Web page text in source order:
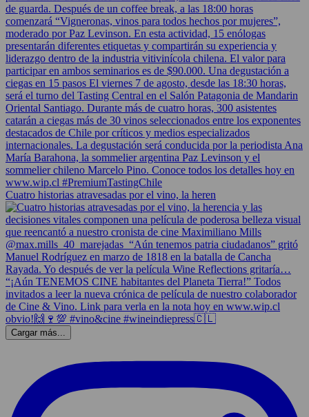
Cuatro historias atravesadas por el vino, la heren
Cargar más...